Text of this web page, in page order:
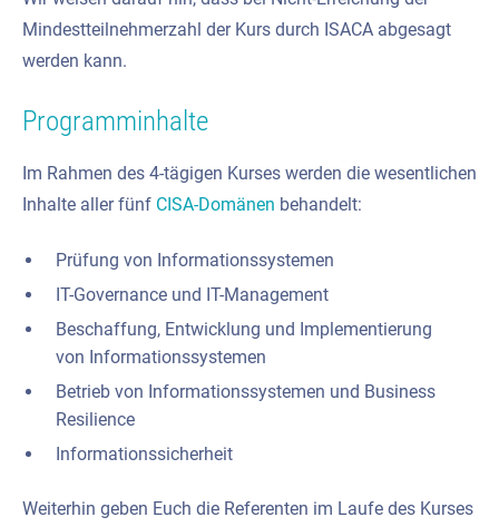
Mindestteilnehmerzahl der Kurs durch ISACA abgesagt
werden kann.
Programminhalte
Im Rahmen des 4-tägigen Kurses werden die wesentlichen
Inhalte aller fünf CISA-Domänen behandelt:
Prüfung von Informationssystemen
IT-Governance und IT-Management
Beschaffung, Entwicklung und Implementierung
von Informationssystemen
Betrieb von Informationssystemen und Business
Resilience
Informationssicherheit
Weiterhin geben Euch die Referenten im Laufe des Kurses